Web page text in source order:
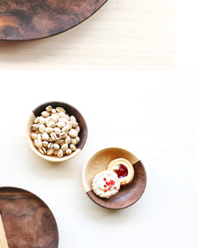
提供之「AFTEE先享後付」服務完成之交
個人資料，並將交易相關給付款項請求債
覽以下網址：
定代理人或監護人之同意方可使用
申辦者引起之損失，本公司不負相關責
將依據個別帳號之用戶狀況，依本公司即
有額度不足之情形，本公司將視審查結果
他人資訊註冊。若發現惡意使用之情形，
該用戶之使用額度並採取法律行動。